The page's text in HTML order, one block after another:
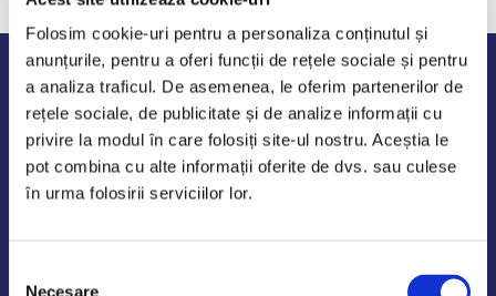
Folosim cookie-uri pentru a personaliza conținutul și
anunțurile, pentru a oferi funcții de rețele sociale și pentru
a analiza traficul. De asemenea, le oferim partenerilor de
rețele sociale, de publicitate și de analize informații cu
privire la modul în care folosiți site-ul nostru. Aceștia le
pot combina cu alte informații oferite de dvs. sau culese
în urma folosirii serviciilor lor.
Necesare
Program de lucru
Luni - Vineri: 09:00-18:00
Sambata - Duminica: 10:00-14:00